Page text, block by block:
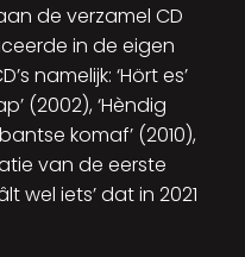
de verzamel CD
in de eigen
namelijk: ‘Hört es’
(2002), ‘Hèndig
komaf’ (2010),
van de eerste
wel iets’ dat in 2021